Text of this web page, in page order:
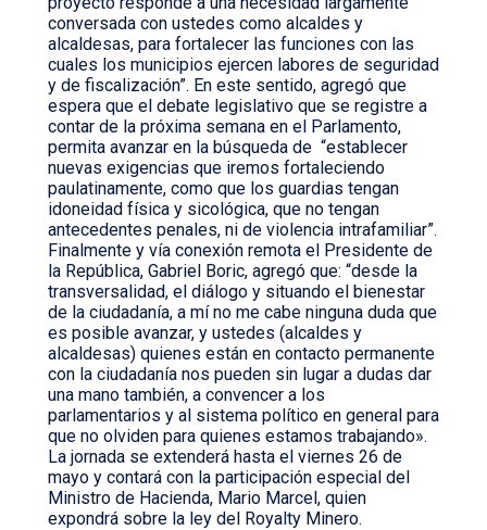
conversada con ustedes como alcaldes y
alcaldesas, para fortalecer las funciones con las
cuales los municipios ejercen labores de seguridad
y de fiscalización”. En este sentido, agregó que
espera que el debate legislativo que se registre a
contar de la próxima semana en el Parlamento,
permita avanzar en la búsqueda de “establecer
nuevas exigencias que iremos fortaleciendo
paulatinamente, como que los guardias tengan
idoneidad física y sicológica, que no tengan
antecedentes penales, ni de violencia intrafamiliar”.
Finalmente y vía conexión remota el Presidente de
la República, Gabriel Boric, agregó que: “desde la
transversalidad, el diálogo y situando el bienestar
de la ciudadanía, a mí no me cabe ninguna duda que
es posible avanzar, y ustedes (alcaldes y
alcaldesas) quienes están en contacto permanente
con la ciudadanía nos pueden sin lugar a dudas dar
una mano también, a convencer a los
parlamentarios y al sistema político en general para
que no olviden para quienes estamos trabajando».
La jornada se extenderá hasta el viernes 26 de
mayo y contará con la participación especial del
Ministro de Hacienda, Mario Marcel, quien
expondrá sobre la ley del Royalty Minero.